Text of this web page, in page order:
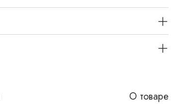
О товаре